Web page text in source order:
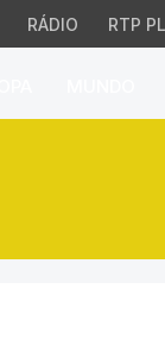
RÁDIO RTP